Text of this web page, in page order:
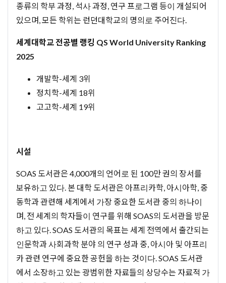
종류의 학부 과정, 석사 과정, 연구 프로그램 등이 개설되어
있으며, 모든 학위는 런던대학교의 명의로 주어진다.
세계대학교 전공별 랭킹 QS World University Ranking
2025
개발학-세계 3위
정치학-세계 18위
고고학-세계 19위
시설
SOAS 도서관은 4,000개의 언어로 된 100만 권의 장서를
보유하고 있다. 본 대학 도서관은 아프리카학, 아시아학, 중
동학과 관련해 세계에서 가장 중요한 도서관 중의 하나이
며, 전 세계의 학자들이 연구를 위해 SOAS의 도서관을 방문
하고 있다. SOAS 도서관의 목표는 세계 전역에서 출간되는
인문학과 사회과학 분야 의 연구 성과 중, 아시아 및 아프리
카 관련 연구에 중요한 공헌을 하는 것이다. SOAS 도서관
에서 소장하고 있는 광범위한 자료들의 상당수는 자료적 가